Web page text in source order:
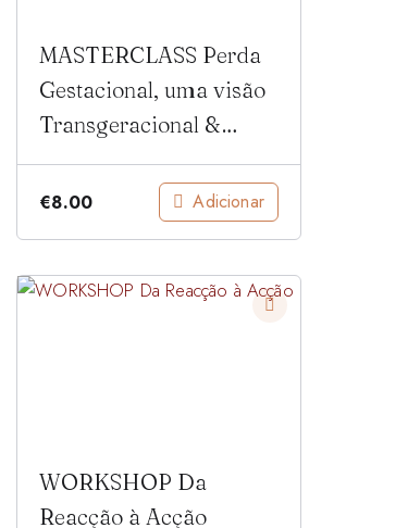
MASTERCLASS Perda
Gestacional, uma visão
Transgeracional &
Concepção Consciente
€8.00 Adicionar
WORKSHOP Da
Reacção à Acção